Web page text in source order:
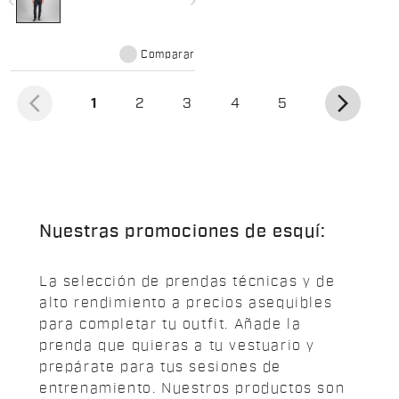
Una prenda versátil y cómoda de
llevar también en momentos de
Comparar
arrow_back_ios 1 (actual)
2 3 4 5 arrow_forward_ios
Nuestras promociones de esquí:
La selección de prendas técnicas y de
alto rendimiento a precios asequibles
para completar tu outfit. Añade la
prenda que quieras a tu vestuario y
prepárate para tus sesiones de
entrenamiento. Nuestros productos son